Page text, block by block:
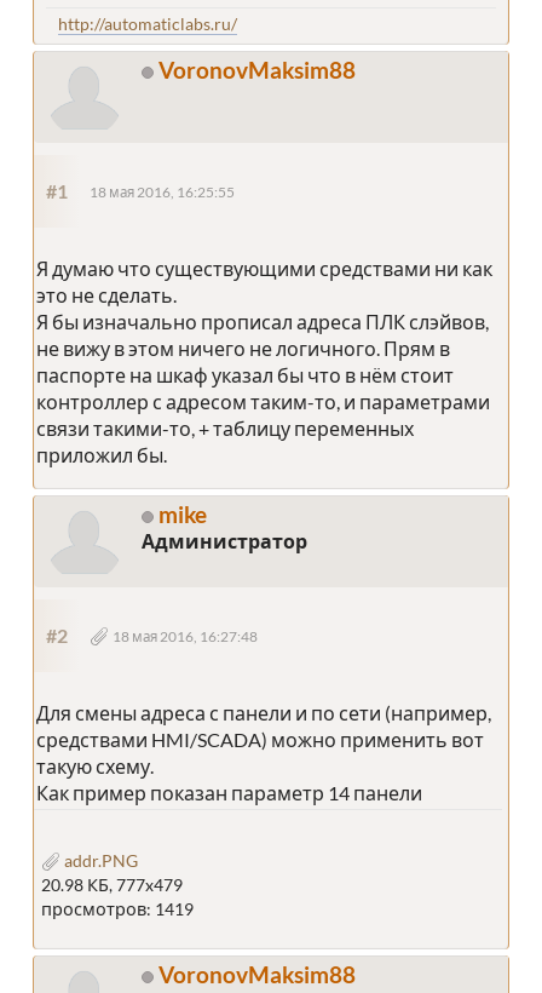
http://automaticlabs.ru/
VoronovMaksim88
#1 18 мая 2016, 16:25:55
Я думаю что существующими средствами ни как
это не сделать.
Я бы изначально прописал адреса ПЛК слэйвов,
не вижу в этом ничего не логичного. Прям в
паспорте на шкаф указал бы что в нём стоит
контроллер с адресом таким-то, и параметрами
связи такими-то, + таблицу переменных
приложил бы.
mike
Администратор
#2 18 мая 2016, 16:27:48
Для смены адреса с панели и по сети (например,
средствами HMI/SCADA) можно применить вот
такую схему.
Как пример показан параметр 14 панели
addr.PNG
20.98 КБ, 777x479
просмотров: 1419
VoronovMaksim88